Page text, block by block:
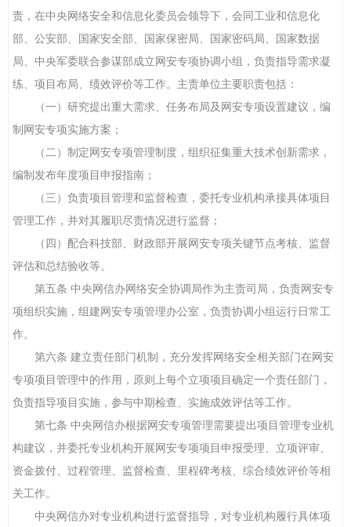
责，在中央网络安全和信息化委员会领导下，会同工业和信息化
部、公安部、国家安全部、国家保密局、国家密码局、国家数据
局、中央军委联合参谋部成立网安专项协调小组，负责指导需求凝
练、项目布局、绩效评价等工作。主责单位主要职责包括：
（一）研究提出重大需求、任务布局及网安专项设置建议，编
制网安专项实施方案；
（二）制定网安专项管理制度，组织征集重大技术创新需求，
编制发布年度项目申报指南；
（三）负责项目管理和监督检查，委托专业机构承接具体项目
管理工作，并对其履职尽责情况进行监督；
（四）配合科技部、财政部开展网安专项关键节点考核、监督
评估和总结验收等。
第五条 中央网信办网络安全协调局作为主责司局，负责网安专
项组织实施，组建网安专项管理办公室，负责协调小组运行日常工
作。
第六条 建立责任部门机制，充分发挥网络安全相关部门在网安
专项项目管理中的作用，原则上每个立项项目确定一个责任部门，
负责指导项目实施，参与中期检查、实施成效评估等工作。
第七条 中央网信办根据网安专项管理需要提出项目管理专业机
构建议，并委托专业机构开展网安专项项目申报受理、立项评审、
资金拨付、过程管理、监督检查、里程碑考核、综合绩效评价等相
关工作。
中央网信办对专业机构进行监督指导，对专业机构履行具体项